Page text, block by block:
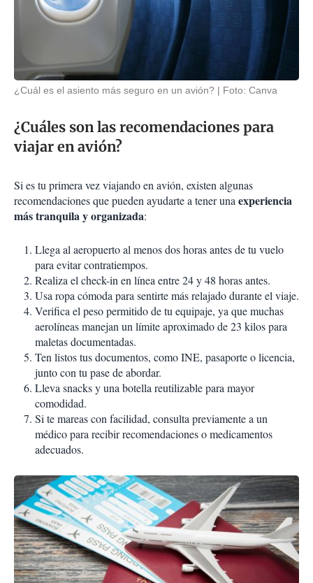
¿Cuál es el asiento más seguro en un avión? Foto: Canva
¿Cuáles son las recomendaciones para
viajar en avión?
Si es tu primera vez viajando en avión, existen algunas
recomendaciones que pueden ayudarte a tener una experiencia
más tranquila y organizada:
Llega al aeropuerto al menos dos horas antes de tu vuelo
para evitar contratiempos.
Realiza el check-in en línea entre 24 y 48 horas antes.
Usa ropa cómoda para sentirte más relajado durante el viaje.
Verifica el peso permitido de tu equipaje, ya que muchas
aerolíneas manejan un límite aproximado de 23 kilos para
maletas documentadas.
Ten listos tus documentos, como INE, pasaporte o licencia,
junto con tu pase de abordar.
Lleva snacks y una botella reutilizable para mayor
comodidad.
Si te mareas con facilidad, consulta previamente a un
médico para recibir recomendaciones o medicamentos
adecuados.